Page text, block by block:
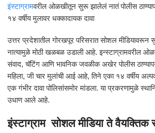
इंस्टाग्रामवरील ओळखीतून सुरू झालेलं नातं पोलीस
१४ वर्षीय मुलावर धक्कादायक दावा
उत्तर प्रदेशातील गोरखपूर परिसरात सोशल
नात्यामुळे मोठी खळबळ उडाली आहे. इन्स्टाग्रामवरील
संवाद, चॅटिंग आणि भावनिक जवळीक अखेर पोलीस
महिला, जी चार मुलांची आई आहे, तिने एका १४ वर्षीय
एक गंभीर दावा पोलिसांसमोर मांडला. या प्रकरणामुळे
उधाण आले आहे.
इंस्टाग्राम सोशल मीडिया ते वैयक्तिक